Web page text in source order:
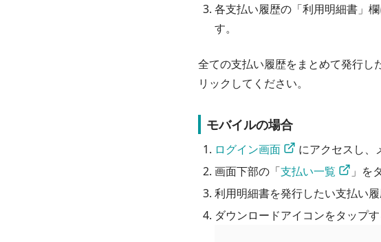
各支払い履歴の「利用明細書」
す。
全ての支払い履歴をまとめて発行し
リックしてください。
モバイルの場合
ログイン画面
にアクセスし、
画面下部の「支払い一覧
」を
利用明細書を発行したい支払い履